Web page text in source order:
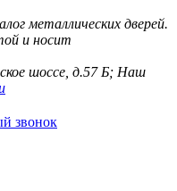
металлических дверей.
и носит
шоссе, д.57 Б; Наш
звонок